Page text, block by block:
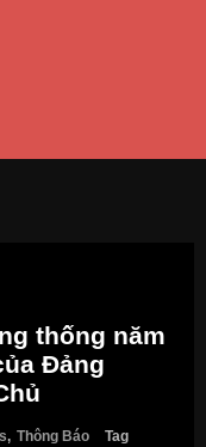
thống năm
Đảng
, Thông Báo
Tag